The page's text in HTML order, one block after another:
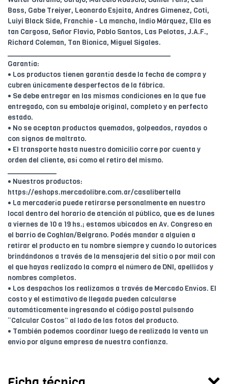
Bass, Gabe Treiyer, Leonardo Esjaita, Andres Gimenez, Coti,
Luiyi Black Side, Franchie - La mancha, Indio Márquez, Ella es
tan Cargosa, Señor Flavio, Pablo Santos, Las Pelotas, J.A.F.,
Richard Coleman, Tan Bionica, Miguel Sigales.
________________________________________
Garantía:
• Los productos tienen garantía desde la fecha de compra y
cubren únicamente desperfectos de la fábrica.
• Se debe entregar en las mismas condiciones en la que fue
entregado, con su embalaje original, completo y en perfecto
estado.
• No se aceptan productos quemados, golpeados, rayados o
con signos de maltrato.
• El transporte hasta nuestro domicilio corre por cuenta y
orden del cliente, así como el retiro del mismo.
____________
• Nuestros productos:
https://eshops.mercadolibre.com.ar/casalibertella
• La mercadería puede retirarse personalmente en nuestro
local dentro del horario de atención al público, que es de lunes
a viernes de 10 a 19 hs.; estamos ubicados en Av. Congreso en
el barrio de Coghlan/Belgrano. Podés mandar a alguien a
retirar el producto en tu nombre siempre y cuando lo autorices
brindándonos a través de la mensajería del sitio o por mail con
el que hayas realizado la compra el número de DNI, apellidos y
nombres completos.
• Los despachos los realizamos a través de Mercado Envíos. El
costo y el estimativo de llegada pueden calcularse
automáticamente ingresando el código postal pulsando
“Calcular Costos” al lado de las fotos del producto.
• También podemos coordinar luego de realizada la venta un
envío por alguna empresa de nuestra confianza.